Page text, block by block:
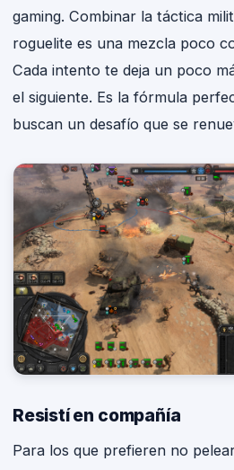
gaming. Combinar la táctica
roguelite es una mezcla poco
Cada intento te deja un poco
el siguiente. Es la fórmula
buscan un desafío que se
Resistí en compañía
Para los que prefieren no